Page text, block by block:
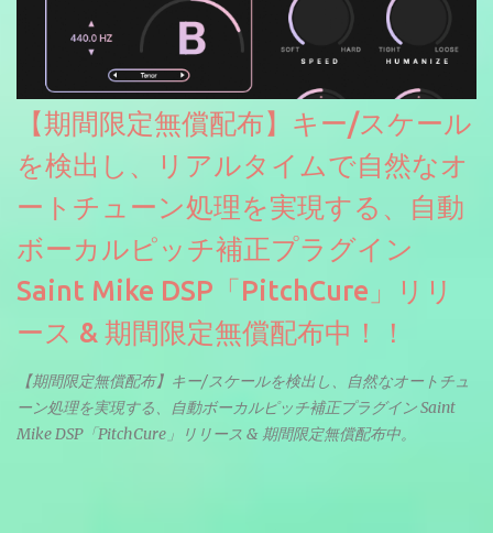
【期間限定無償配布】キー/スケール
を検出し、リアルタイムで自然なオ
ートチューン処理を実現する、自動
ボーカルピッチ補正プラグイン
Saint Mike DSP「PitchCure」リリ
ース & 期間限定無償配布中！！
【期間限定無償配布】キー/スケールを検出し、自然なオートチュ
ーン処理を実現する、自動ボーカルピッチ補正プラグイン Saint
Mike DSP「PitchCure」リリース & 期間限定無償配布中。